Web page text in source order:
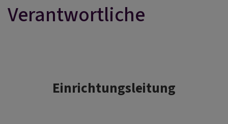
Verantwortliche
Einrichtungsleitung